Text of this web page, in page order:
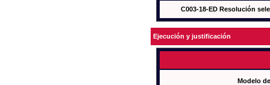
C003-18-ED Resolución
Ejecución y justificación
Modelo